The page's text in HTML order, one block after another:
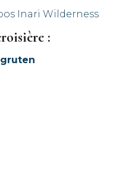
Inari Wilderness
: